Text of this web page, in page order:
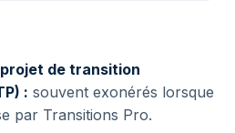
de transition
: souvent exonérés lorsque
par Transitions Pro.